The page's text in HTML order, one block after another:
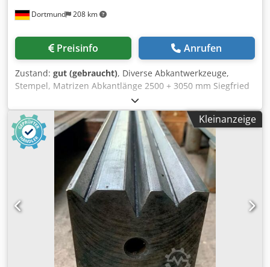
Dortmund 208 km
Preisinfo Anrufen
Zustand: gut (gebraucht), Diverse Abkantwerkzeuge,
Stempel, Matrizen Abkantlänge 2500 + 3050 mm Siegfried
Volz Werkzeugmaschinen Rüschebrinkstr. 151-153 Crodpfx
Aijw Emf Dolsf DE - 44143 Dortmund - Wambel
Kleinanzeige